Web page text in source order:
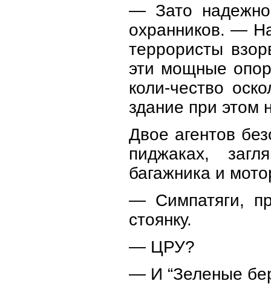
— Зато
охранников. —
террористы
эти мощные
коли-чество
здание при этом
Двое агентов
пиджаках,
багажника и
— Симпатяги,
стоянку.
— ЦРУ?
— И “Зеленые